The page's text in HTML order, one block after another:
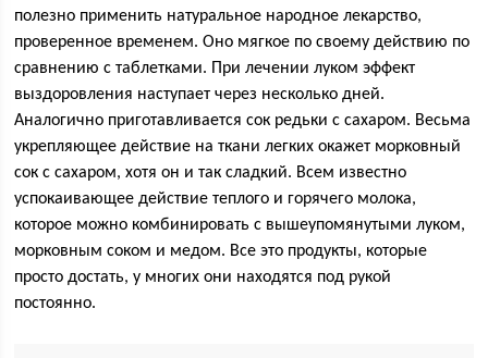
полезно применить натуральное народное лекарство,
проверенное временем. Оно мягкое по своему действию по
сравнению с таблетками. При лечении луком эффект
выздоровления наступает через несколько дней.
Аналогично приготавливается сок редьки с сахаром. Весьма
укрепляющее действие на ткани легких окажет морковный
сок с сахаром, хотя он и так сладкий. Всем известно
успокаивающее действие теплого и горячего молока,
которое можно комбинировать с вышеупомянутыми луком,
морковным соком и медом. Все это продукты, которые
просто достать, у многих они находятся под рукой
постоянно.